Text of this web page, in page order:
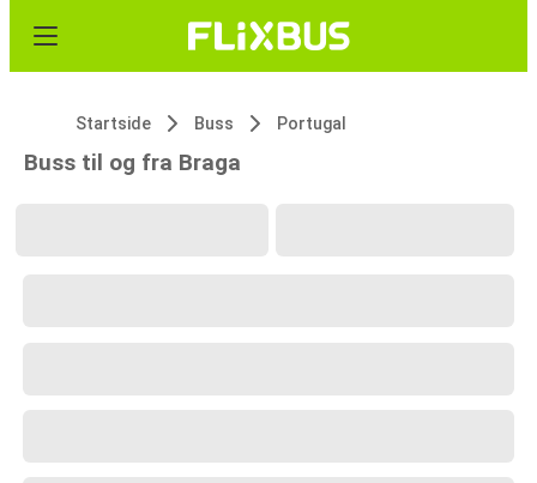
Startside Buss Portugal
Buss til og fra Braga